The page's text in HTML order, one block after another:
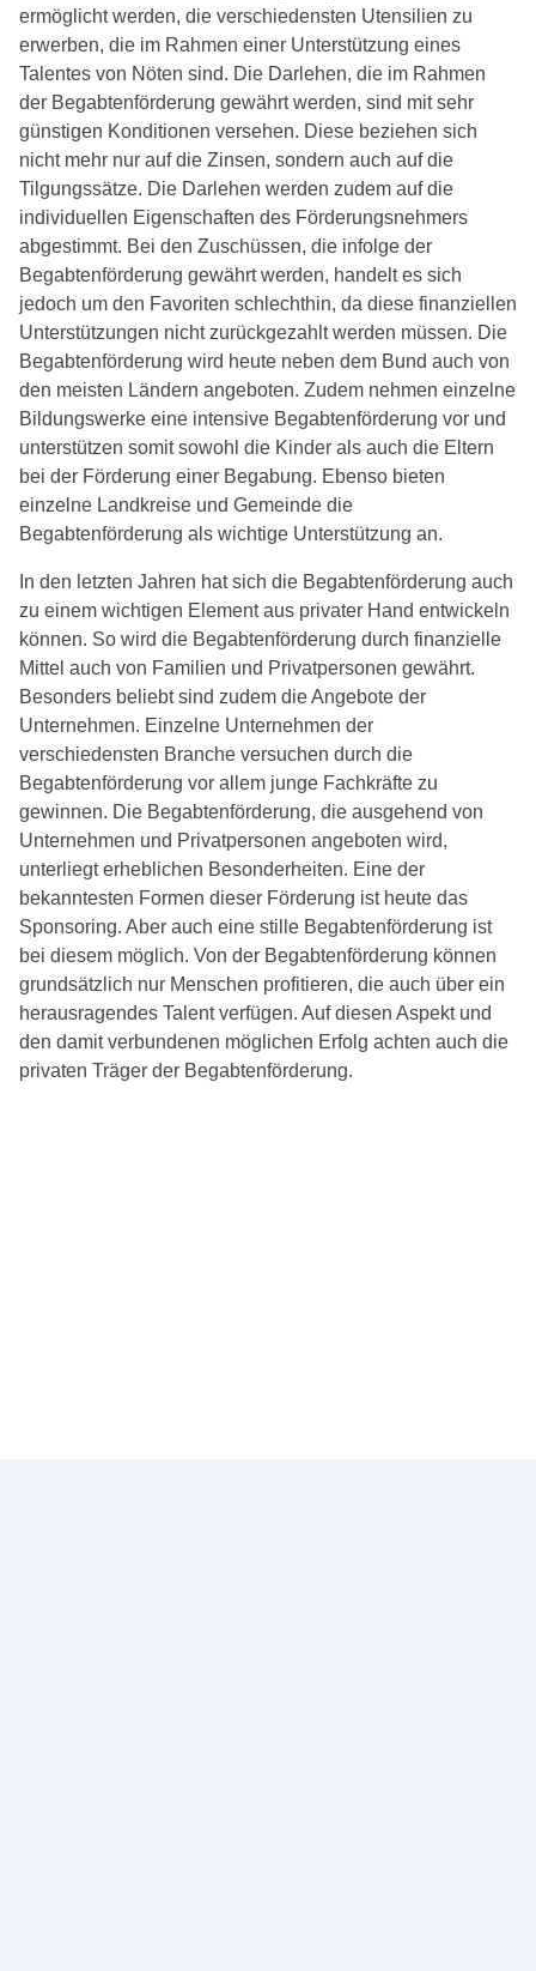
ermöglicht werden, die verschiedensten Utensilien zu
erwerben, die im Rahmen einer Unterstützung eines
Talentes von Nöten sind. Die Darlehen, die im Rahmen
der Begabtenförderung gewährt werden, sind mit sehr
günstigen Konditionen versehen. Diese beziehen sich
nicht mehr nur auf die Zinsen, sondern auch auf die
Tilgungssätze. Die Darlehen werden zudem auf die
individuellen Eigenschaften des Förderungsnehmers
abgestimmt. Bei den Zuschüssen, die infolge der
Begabtenförderung gewährt werden, handelt es sich
jedoch um den Favoriten schlechthin, da diese finanziellen
Unterstützungen nicht zurückgezahlt werden müssen. Die
Begabtenförderung wird heute neben dem Bund auch von
den meisten Ländern angeboten. Zudem nehmen einzelne
Bildungswerke eine intensive Begabtenförderung vor und
unterstützen somit sowohl die Kinder als auch die Eltern
bei der Förderung einer Begabung. Ebenso bieten
einzelne Landkreise und Gemeinde die
Begabtenförderung als wichtige Unterstützung an.
In den letzten Jahren hat sich die Begabtenförderung auch
zu einem wichtigen Element aus privater Hand entwickeln
können. So wird die Begabtenförderung durch finanzielle
Mittel auch von Familien und Privatpersonen gewährt.
Besonders beliebt sind zudem die Angebote der
Unternehmen. Einzelne Unternehmen der
verschiedensten Branche versuchen durch die
Begabtenförderung vor allem junge Fachkräfte zu
gewinnen. Die Begabtenförderung, die ausgehend von
Unternehmen und Privatpersonen angeboten wird,
unterliegt erheblichen Besonderheiten. Eine der
bekanntesten Formen dieser Förderung ist heute das
Sponsoring. Aber auch eine stille Begabtenförderung ist
bei diesem möglich. Von der Begabtenförderung können
grundsätzlich nur Menschen profitieren, die auch über ein
herausragendes Talent verfügen. Auf diesen Aspekt und
den damit verbundenen möglichen Erfolg achten auch die
privaten Träger der Begabtenförderung.